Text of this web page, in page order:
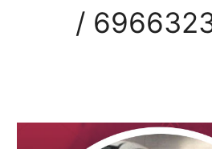
غسيل سيارات بالمنزل اشبيلية / 69663233 /